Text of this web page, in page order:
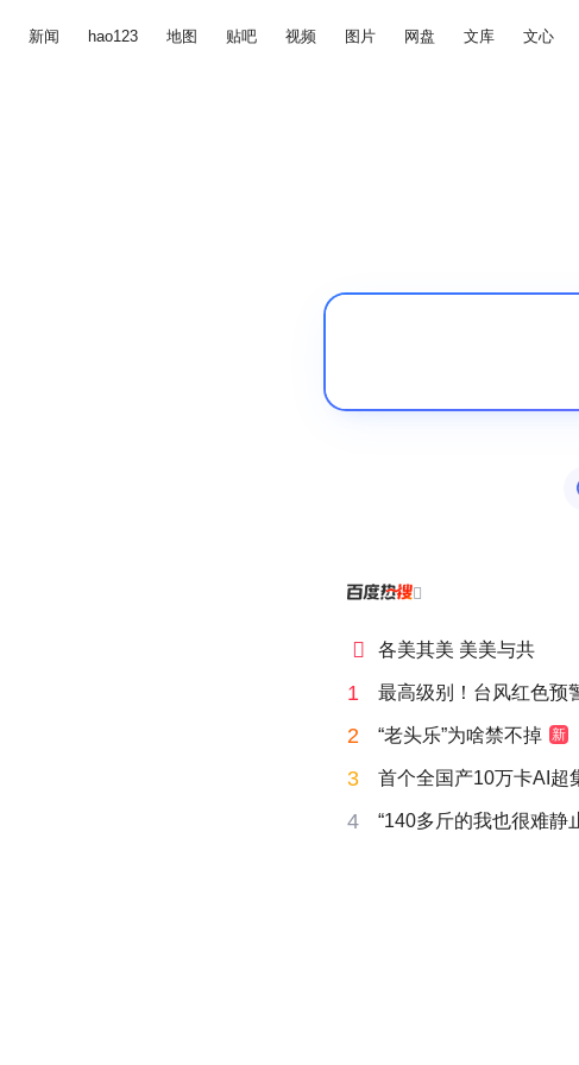
新闻 hao123 地图 贴吧 视频 图片 网盘 文库 文心

 各美其美 美美与共
1 最高级别！台风红色预
2 “老头乐”为啥禁不掉 新
3 首个全国产10万卡AI超
4 “140多斤的我也很难静